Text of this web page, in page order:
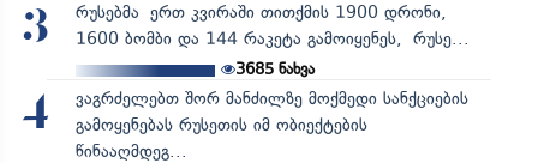
3
რუსებმა ერთ კვირაში თითქმის 1900 დრონი,
1600 ბომბი და 144 რაკეტა გამოიყენეს, რუსე...
3685ნახვა
4
ვაგრძელებთ შორ მანძილზე მოქმედი სანქციების
გამოყენებას რუსეთის იმ ობიექტების
წინააღმდეგ...